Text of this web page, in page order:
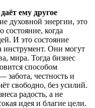
ему другое
духовной энергии, это
состояние, когда
И это состояние
инструмент. Они могут
мира. Тогда бизнес
способом
забота, честность и
свободно, без усилий.
радость, а не
идея и благие цели.